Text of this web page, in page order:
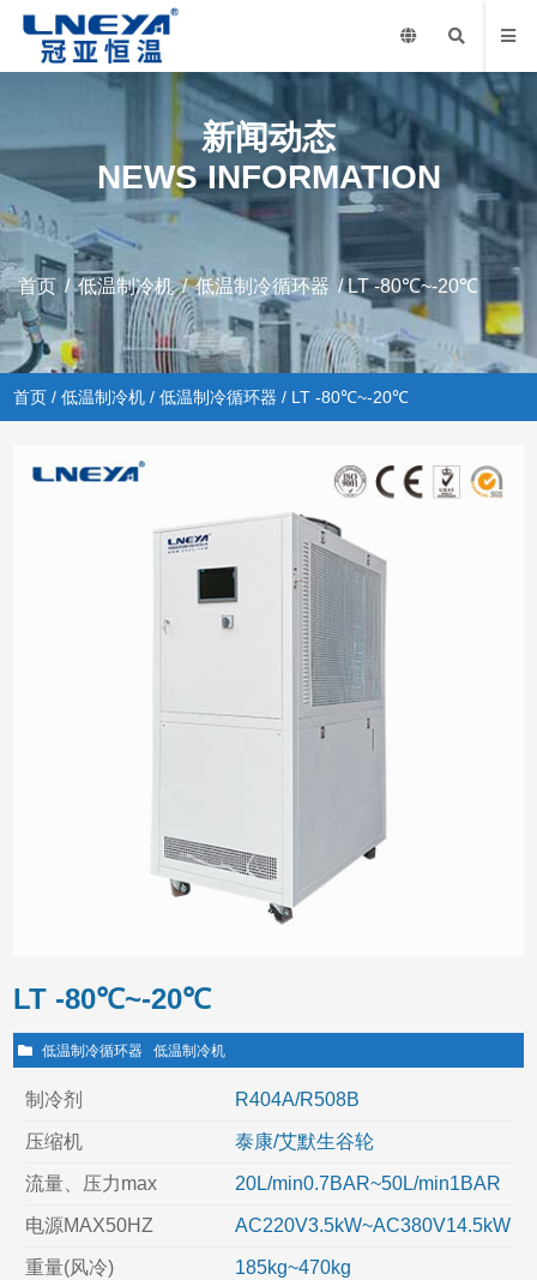
新闻动态
NEWS INFORMATION
首页 /低温制冷机/低温制冷循环器 / LT -80℃~-20℃
首页 /低温制冷机 /低温制冷循环器 / LT -80℃~-20℃
LT -80℃~-20℃
低温制冷循环器 低温制冷机
制冷剂 R404A/R508B
压缩机 泰康/艾默生谷轮
流量、压力max 20L/min0.7BAR~50L/min1BAR
电源MAX50HZ AC220V3.5kW~AC380V14.5kW
重量(风冷) 185kg~470kg